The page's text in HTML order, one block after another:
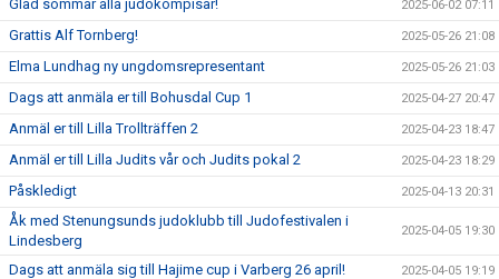
Glad sommar alla judokompisar! 2025-06-02 07:11
Grattis Alf Tornberg! 2025-05-26 21:08
Elma Lundhag ny ungdomsrepresentant 2025-05-26 21:03
Dags att anmäla er till Bohusdal Cup 1 2025-04-27 20:47
Anmäl er till Lilla Trollträffen 2 2025-04-23 18:47
Anmäl er till Lilla Judits vår och Judits pokal 2 2025-04-23 18:29
Påskledigt 2025-04-13 20:31
Åk med Stenungsunds judoklubb till Judofestivalen i
Lindesberg
2025-04-05 19:30
Dags att anmäla sig till Hajime cup i Varberg 26 april! 2025-04-05 19:19